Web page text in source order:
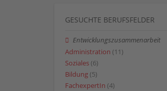
GESUCHTE BERUFSFELDER
Entwicklungszusammenarbeit
Administration (11)
Soziales (6)
Bildung (5)
FachexpertIn (4)